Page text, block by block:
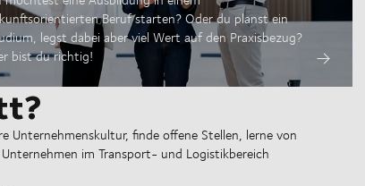
Beruf starten? Oder du planst ein
legst dabei aber viel Wert auf den Praxisbezug?
bist du richtig!
Unternehmenskultur, finde offene Stellen, lerne von
im Transport- und Logistikbereich